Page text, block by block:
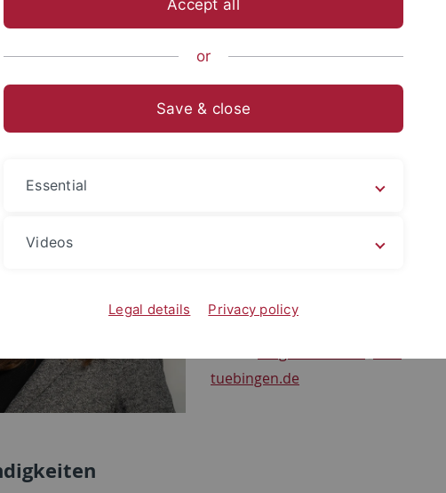
Inga Hennecke
Sprachwissenschaft (Französisch, Spanisch, Portugiesisch)
Fachbereichs Neuphilologieder Philosophischen Fakultät
Raum 433
tuebingen.de
Accept all
or
Save & close
Essential
Videos
Legal details Privacy policy